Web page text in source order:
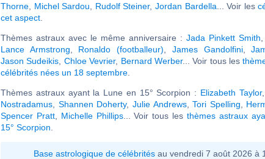
Thorne
Michel Sardou Rudolf Steiner,Jordan Bardella ... Voir les
cet aspect
Thèmes astraux avec le même anniversaire : Jada Pinkett Smith
Lance Armstrong
Ronaldo (footballeur) James Gandolfini,
Jason Sudeikis Chloe Vevrier, Bernard Werber... Voir tous les
célébrités nées un 18 septembre
Thèmes astraux ayant la Lune en 15° Scorpion : Elizabeth Taylor
Nostradamus
Shannen Doherty, Julie Andrews,Tori Spelling
Spencer Pratt, Michelle Phillips... Voir tous les thèmes astraux
15° Scorpion
Base astrologique de célébrités au vendredi 7 août 2026 à